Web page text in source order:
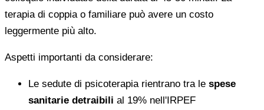
terapia di coppia o familiare può avere un costo
leggermente più alto.
Aspetti importanti da considerare:
Le sedute di psicoterapia rientrano tra le spese
sanitarie detraibili al 19% nell'IRPEF